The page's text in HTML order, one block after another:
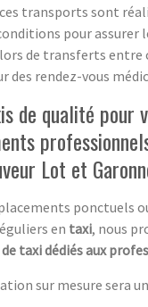
transports sont
pour assurer
de transferts entre
des rendez-vous
de qualité pour
Lot et
ponctuels
en taxi, nous
taxi dédiés aux
sur mesure sera